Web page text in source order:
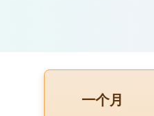
一个月